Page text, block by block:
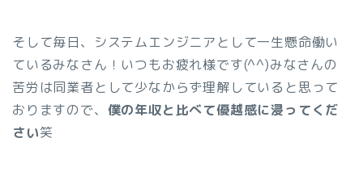
そして毎日、システムエンジニアとして一生懸命働い
ているみなさん！いつもお疲れ様です(^^)みなさんの
苦労は同業者として少なからず理解していると思って
おりますので、 僕の年収と比べて優越感に浸ってくだ
さい笑